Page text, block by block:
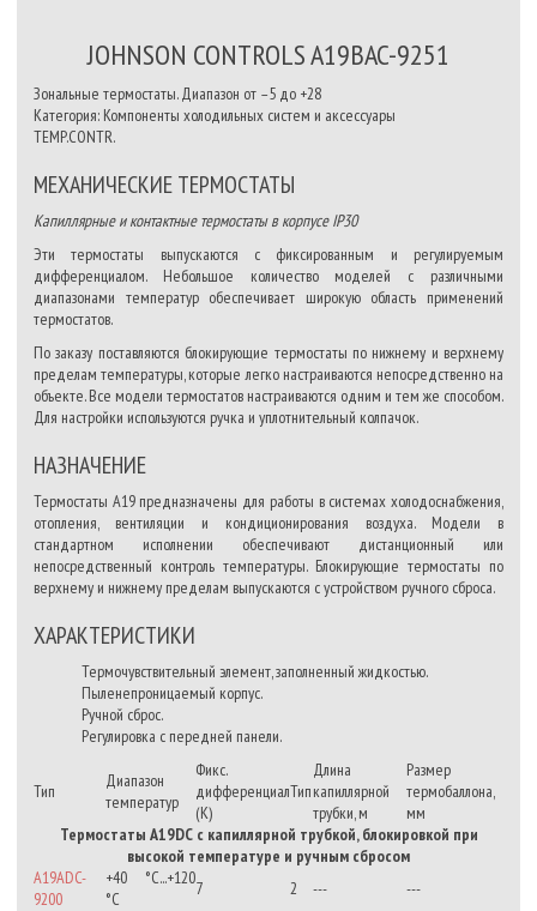
JOHNSON CONTROLS A19BAC-9251
Зональные термостаты. Диапазон от –5 до +28
Категория: Компоненты холодильных систем и аксессуары
TEMP.CONTR.
МЕХАНИЧЕСКИЕ ТЕРМОСТАТЫ
Капиллярные и контактные термостаты в корпусе IP30
Эти термостаты выпускаются с фиксированным и регулируемым
дифференциалом. Небольшое количество моделей с различными
диапазонами температур обеспечивает широкую область применений
термостатов.
По заказу поставляются блокирующие термостаты по нижнему и верхнему
пределам температуры, которые легко настраиваются непосредственно на
объекте. Все модели термостатов настраиваются одним и тем же способом.
Для настройки используются ручка и уплотнительный колпачок.
НАЗНАЧЕНИЕ
Термостаты А19 предназначены для работы в системах холодоснабжения,
отопления, вентиляции и кондиционирования воздуха. Модели в
стандартном исполнении обеспечивают дистанционный или
непосредственный контроль температуры. Блокирующие термостаты по
верхнему и нижнему пределам выпускаются с устройством ручного сброса.
ХАРАКТЕРИСТИКИ
Термочувствительный элемент, заполненный жидкостью.
Пыленепроницаемый корпус.
Ручной сброс.
Регулировка с передней панели.
Тип
Диапазон
температур
Фикс.
дифференциал
(К)
Тип
Длина
капиллярной
трубки, м
Размер
термобаллона,
мм
Термостаты А19DC с капиллярной трубкой, блокировкой при
высокой температуре и ручным сбросом
A19ADC-
9200
+40 °C...+120
°С
7 2 ---
---